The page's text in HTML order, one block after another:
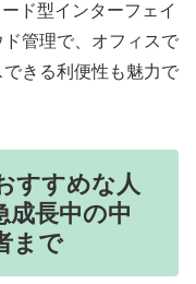
ド型インターフェイ
管理で、オフィスで
きる利便性も魅力で
すすめな人
長中の中
まで